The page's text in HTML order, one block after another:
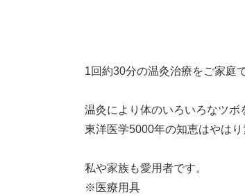
1回約30分の温灸治療をご家庭
温灸により体のいろいろなツボ
東洋医学5000年の知恵はやは
私や家族も愛用者です。
※医療用具